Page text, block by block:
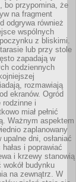
bo przypomina, że
na fragment
odgrywa również
wspólnych
z bliskimi.
lub przy stole
zapadają w
codziennych
rozmawiają
ekranów. Ogród
rodzinne i
miał pełnić
Ważnym aspektem
zaplanowany
dni, osłaniać
i poprawiać
i krzewy stanowią
budynku
na zewnątrz. W